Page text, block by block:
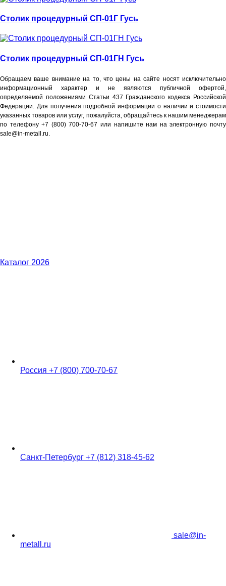
Столик процедурный СП-01Г Гусь
Столик процедурный СП-01ГН Гусь
Обращаем ваше внимание на то, что цены на сайте носят исключительно
информационный характер и не являются публичной офертой,
определяемой положениями Статьи 437 Гражданского кодекса Российской
Федерации. Для получения подробной информации о наличии и стоимости
указанных товаров или услуг, пожалуйста, обращайтесь к нашим менеджерам
по телефону +7 (800) 700-70-67 или напишите нам на электронную почту
sale@in-metall.ru.
Каталог 2026
Россия +7 (800) 700-70-67
Санкт-Петербург +7 (812) 318-45-62
sale@in-
metall.ru